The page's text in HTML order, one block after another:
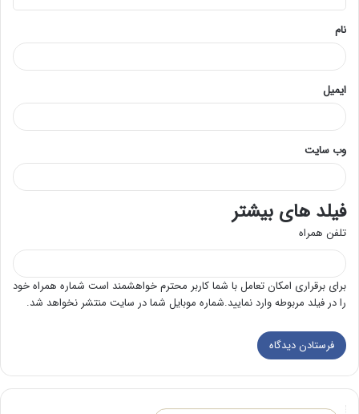
*
نام
ایمیل
وب‌ سایت
فیلد های بیشتر
تلفن همراه
برای برقراری امکان تعامل با شما کاربر محترم خواهشمند است شماره همراه خود
را در فیلد مربوطه وارد نمایید.شماره موبایل شما در سایت منتشر نخواهد شد.